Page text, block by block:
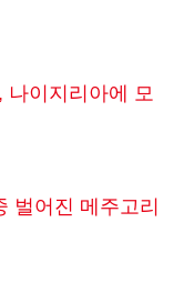
나이지리아에 모
벌어진 메주고리